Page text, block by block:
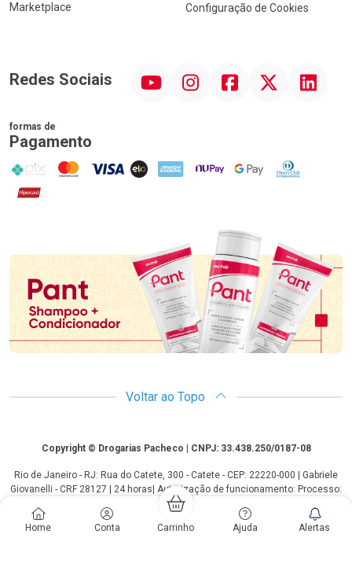
Home Conta Carrinho Ajuda Alertas
Marketplace
Configuração de Cookies
Redes Sociais InstagramFacebookTwitter Linkedin
formas de
Pagamento
PIX MasterCard
VISA ELO AMEX NuPay Google PayDiners Club
Hipercard
Voltar ao Topo
CopyrightCopyright © Drogarias Pacheco | CNPJ: 33.438.250/0187-08
Rio de Janeiro - RJ: Rua do Catete, 300 - Catete - CEP: 22220-000 | Gabriele
Giovanelli - CRF 28127 | 24 horas| Autorização de funcionamento: Processo:
25351.493074/2012-10 Autorização/MS: 7.25279.0 | As informações
contidas neste site, como promoções e ofertas de remédios e
medicamentos, não devem ser usadas para automedicação e não